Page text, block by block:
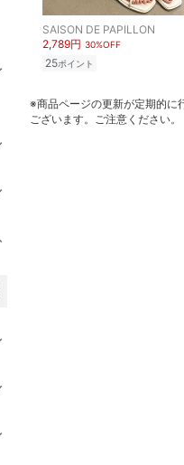
SAISON DE PAPILLON
2,789円 30%OFF
25ポイント
※商品ページの更新が定期的に
ございます。ご注意ください。